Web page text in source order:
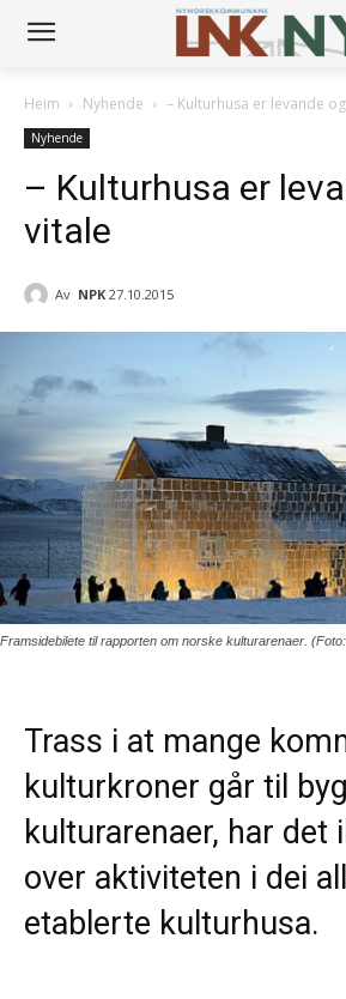
Heim Nyhende – Kulturhusa er levande
Nyhende
– Kulturhusa er
vitale
Av NPK 27.10.2015
Framsidebilete til rapporten om norske kulturarenaer.
Trass i at mange
kulturkroner går til
kulturarenaer, har det
over aktiviteten i dei
etablerte kulturhusa.